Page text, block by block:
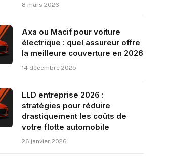
8 mars 2026
Axa ou Macif pour voiture
électrique : quel assureur offre
la meilleure couverture en 2026
14 décembre 2025
LLD entreprise 2026 :
stratégies pour réduire
drastiquement les coûts de
votre flotte automobile
26 janvier 2026